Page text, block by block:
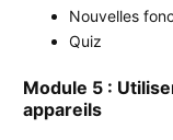
Nouvelles
Quiz
Module 5 :
appareils